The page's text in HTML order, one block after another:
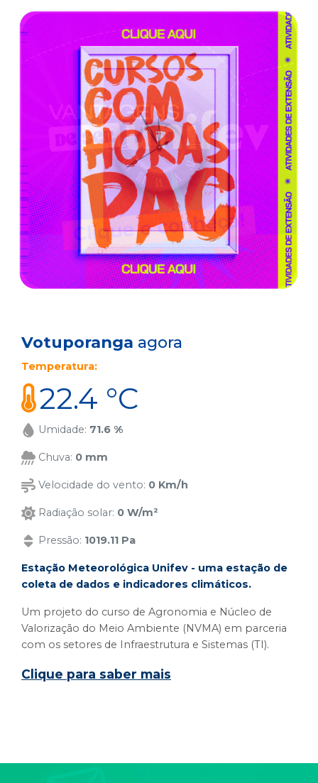
Votuporanga agora
Temperatura:
22.4 °C
Umidade: 71.6 %
Chuva: 0 mm
Velocidade do vento: 0 Km/h
Radiação solar: 0 W/m²
Pressão: 1019.11 Pa
Estação Meteorológica Unifev - uma estação de
coleta de dados e indicadores climáticos.
Um projeto do curso de Agronomia e Núcleo de
Valorização do Meio Ambiente (NVMA) em parceria
com os setores de Infraestrutura e Sistemas (TI).
Clique para saber mais